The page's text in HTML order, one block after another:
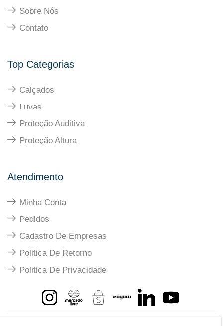
Sobre Nós
Contato
Top Categorias
Calçados
Luvas
Proteção Auditiva
Proteção Altura
Atendimento
Minha Conta
Pedidos
Cadastro De Empresas
Politica De Retorno
Politica De Privacidade